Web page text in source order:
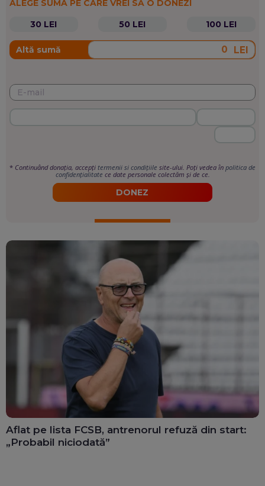
ALEGE SUMA PE CARE VREI SĂ O DONEZI
30 LEI
50 LEI 100 LEI
Altă sumă LEI
* Continuând donația, accepți termenii si condițiile site-ului. Poți vedea în politica de
confidențialitate ce date personale colectăm și de ce.
DONEZ
Aflat pe lista FCSB, antrenorul refuză din start:
„Probabil niciodată”